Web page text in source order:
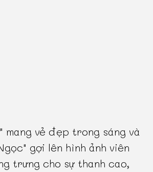
mang vẻ đẹp trong sáng và
gợi lên hình ảnh viên
trưng cho sự thanh cao,